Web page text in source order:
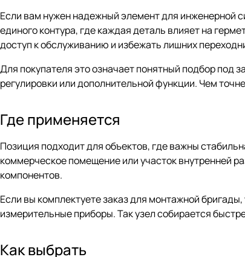
Если вам нужен надежный элемент для инженерной
единого контура, где каждая деталь влияет на
доступ к обслуживанию и избежать лишних
Для покупателя это означает понятный подбор под
регулировки или дополнительной функции. Чем
Где применяется
Позиция подходит для объектов, где важны
коммерческое помещение или участок внутренней
компонентов.
Если вы комплектуете заказ для монтажной
измерительные приборы. Так узел собирается
Как выбрать